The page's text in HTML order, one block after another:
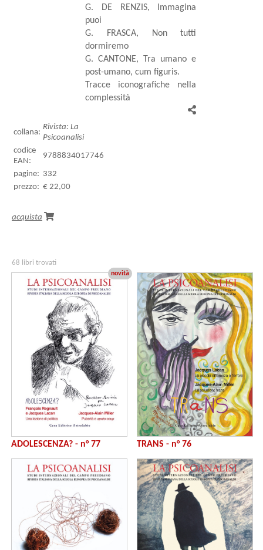
G. DE RENZIS, Immagina
puoi
G. FRASCA, Non tutti
dormiremo
G. CANTONE, Tra umano e
post-umano, cum figuris.
Tracce iconografiche nella
complessità
collana:
Rivista: La
Psicoanalisi
codice
EAN:
9788834017746
pagine: 332
prezzo: € 22,00
acquista
68 libri trovati
novità
ADOLESCENZA? - n° 77 TRANS - n° 76